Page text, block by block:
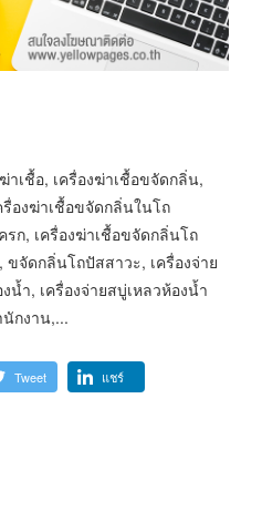
เชื้อ, เครื่องฆ่าเชื้อขจัดกลิ่น,
รื่องฆ่าเชื้อขจัดกลิ่นในโถ
ก, เครื่องฆ่าเชื้อขจัดกลิ่นโถ
จัดกลิ่นโถปัสสาวะ, เครื่องจ่าย
น้ำ, เครื่องจ่ายสบู่เหลวห้องน้ำ
กงาน,...
Tweet แชร์